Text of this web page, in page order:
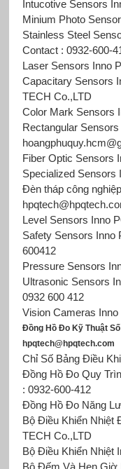
Intucotive Sensors
Minium Photo
Stainless Steel
Contact : 0932-600-
Laser Sensors Inno
Capacitary Sensors
TECH Co.,LTD
Color Mark Sensors
Rectangular
Fiber Optic Sensors
Specialized Sensors
Đèn tháp công
Level Sensors Inno
Safety Sensors Inno
600412
Pressure Sensors
Ultrasonic Sensors
0932 600 412
Vision Cameras
Đồng Hồ Đo Kỹ Thuật
hpqtech@hpqtech.com
Chỉ Số Bảng Điều
Đồng Hồ Đo Quy
: 0932-600-412
Đồng Hồ Đo Năng
Bộ Điều Khiển Nhiệt
TECH Co.,LTD
Bộ Điều Khiển Nhiệt
Bộ Đếm Và Hẹn Giờ